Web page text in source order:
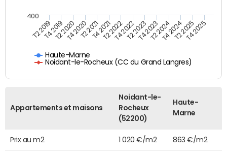
Haute-Marne
Noidant-le-Rocheux (CC du Grand Langres)
T2 2019T4 2019T2 2020T4 2020T2 2021T4 2021T2 2022T4 2022T2 2023T4 2023T2 2024T4 2024T2 2025T4 2025
400
Appartements et maisons
Noidant-le-
Rocheux
(52200)
Haute-
Marne
Prix au m2 1 020 €/m2 863 €/m2